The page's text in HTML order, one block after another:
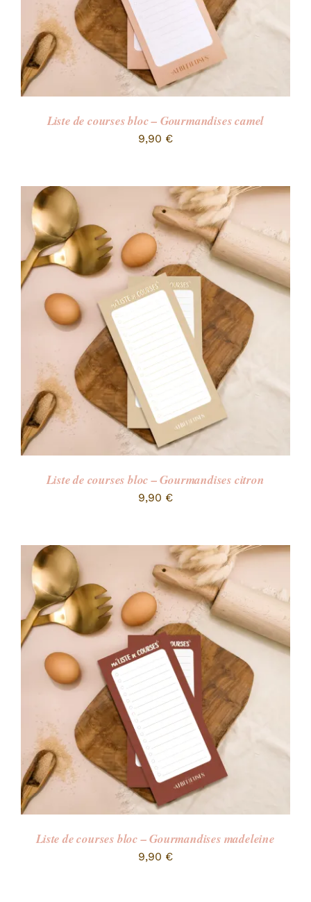
Liste de courses bloc – Gourmandises camel
9,90 €
Liste de courses bloc – Gourmandises citron
9,90 €
Liste de courses bloc – Gourmandises madeleine
9,90 €